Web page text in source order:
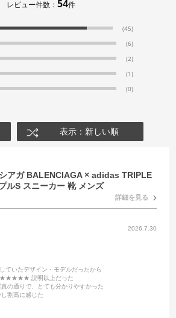
レビュー件数： 54件
(45)
(6)
(2)
(1)
(0)
表示：新しい順
アガ BALENCIAGA × adidas TRIPLE
ルS スニーカー 靴 メンズ
詳細を見る
2026.7.30
ていたデザイン・モデルだったから
説明以上だった
通りで、とても分かりやすかった
高に感じた